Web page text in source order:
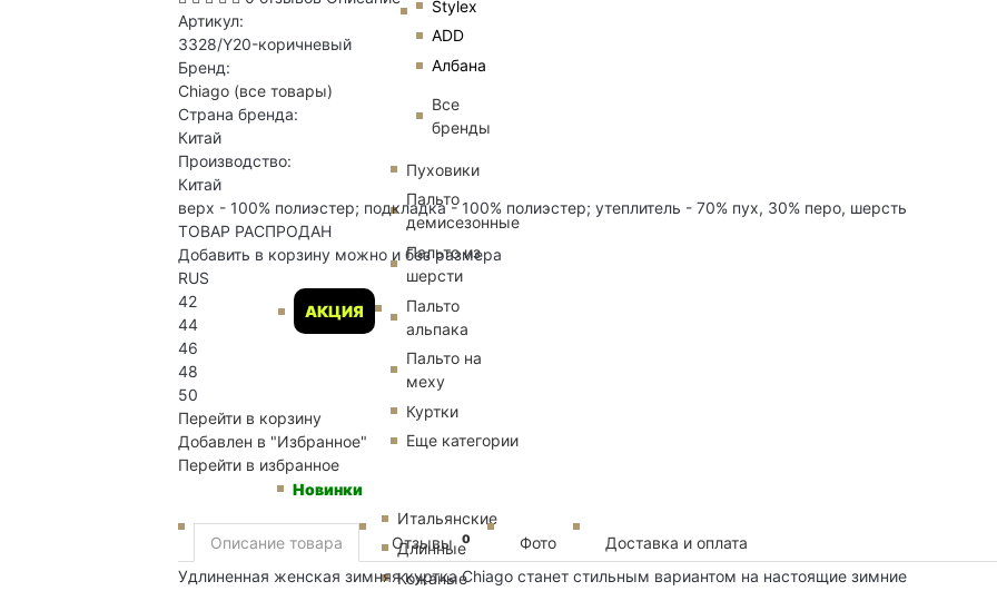
Stylex
ADD
Албана
Все
бренды
АКЦИЯ
Пуховики
Пальто
демисезонные
Пальто из
шерсти
Пальто
альпака
Пальто на
меху
Куртки
Еще категории
Новинки
Итальянские
Длинные
Кожаные
Артикул:
3328/Y20-коричневый
Бренд:
Chiago (все товары)
Страна бренда:
Китай
Производство:
Китай
верх - 100% полиэстер; подкладка - 100% полиэстер; утеплитель - 70% пух, 30% перо, шерсть
ТОВАР РАСПРОДАН
Добавить в корзину можно и без размера
RUS
42
44
46
48
50
Перейти в корзину
Добавлен в "Избранное"
Перейти в избранное
Описание товара Отзывы 0 Фото
Доставка и оплата
Удлиненная женская зимняя куртка Chiago станет стильным вариантом на настоящие зимние